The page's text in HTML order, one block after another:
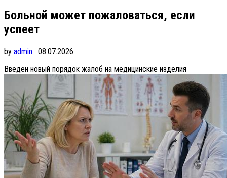
Больной может пожаловаться, если
успеет
by admin · 08.07.2026
Введен новый порядок жалоб на медицинские изделия